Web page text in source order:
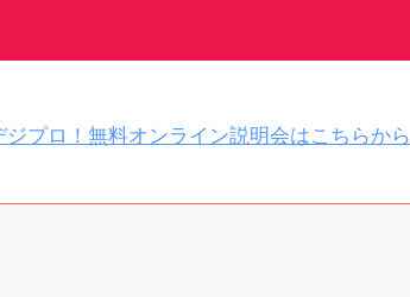
プロ！無料オンライン説明会はこちらから